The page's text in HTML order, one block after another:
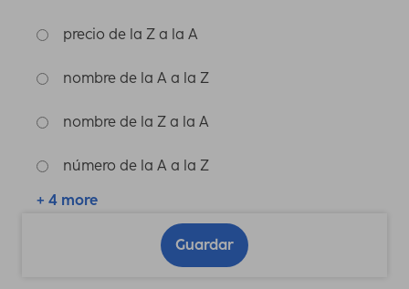
precio de la Z a la A
nombre de la A a la Z
nombre de la Z a la A
número de la A a la Z
+ 4 more
Guardar